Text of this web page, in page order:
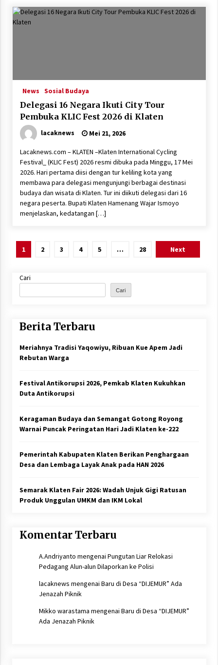
News Sosial Budaya
Delegasi 16 Negara Ikuti City Tour
Pembuka KLIC Fest 2026 di Klaten
lacaknews Mei 21, 2026
Lacaknews.com – KLATEN –Klaten International Cycling
Festival_ (KLIC Fest) 2026 resmi dibuka pada Minggu, 17 Mei
2026. Hari pertama diisi dengan tur keliling kota yang
membawa para delegasi mengunjungi berbagai destinasi
budaya dan wisata di Klaten. Tur ini diikuti delegasi dari 16
negara peserta. Bupati Klaten Hamenang Wajar Ismoyo
menjelaskan, kedatangan […]
Paginasi
1 2 3 4 5 … 28 Next
Cari
Cari
Berita Terbaru
Meriahnya Tradisi Yaqowiyu, Ribuan Kue Apem Jadi
Rebutan Warga
Festival Antikorupsi 2026, Pemkab Klaten Kukuhkan
Duta Antikorupsi
Keragaman Budaya dan Semangat Gotong Royong
Warnai Puncak Peringatan Hari Jadi Klaten ke-222
Pemerintah Kabupaten Klaten Berikan Penghargaan
Desa dan Lembaga Layak Anak pada HAN 2026
Semarak Klaten Fair 2026: Wadah Unjuk Gigi Ratusan
Produk Unggulan UMKM dan IKM Lokal
Komentar Terbaru
A.Andriyanto mengenai Pungutan Liar Relokasi
Pedagang Alun-alun Dilaporkan ke Polisi
lacaknews mengenai Baru di Desa “DIJEMUR” Ada
Jenazah Piknik
Mikko warastama mengenai Baru di Desa “DIJEMUR”
Ada Jenazah Piknik